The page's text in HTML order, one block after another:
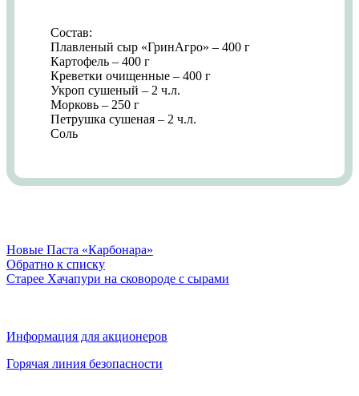
Состав:
Плавленый сыр «ГринАгро» – 400 г
Картофель – 400 г
Креветки очищенные – 400 г
Укроп сушеный – 2 ч.л.
Морковь – 250 г
Петрушка сушеная – 2 ч.л.
Соль
Новые Паста «Карбонара»
Обратно к списку
Старее Хачапури на сковороде с сырами
Информация для акционеров
Горячая линия безопасности